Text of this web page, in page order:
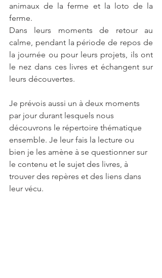
animaux de la ferme et la loto de la
ferme.
Dans leurs moments de retour au
calme, pendant la période de repos de
la journée ou pour leurs projets, ils ont
le nez dans ces livres et échangent sur
leurs découvertes.
Je prévois aussi un à deux moments
par jour durant lesquels nous
découvrons le répertoire thématique
ensemble. Je leur fais la lecture ou
bien je les amène à se questionner sur
le contenu et le sujet des livres, à
trouver des repères et des liens dans
leur vécu.